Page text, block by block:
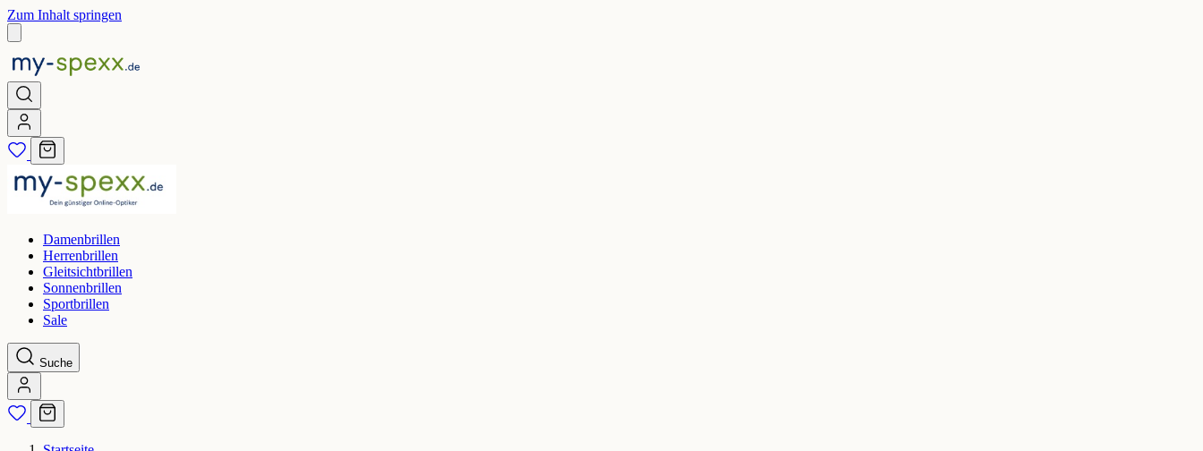
Zum Inhalt springen
Damenbrillen
Herrenbrillen
Gleitsichtbrillen
Sonnenbrillen
Sportbrillen
Sale
Suche